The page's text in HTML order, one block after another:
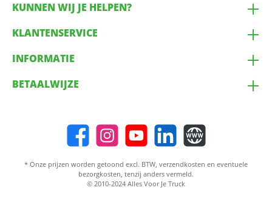
KUNNEN WIJ JE HELPEN?
KLANTENSERVICE
INFORMATIE
BETAALWIJZE
* Onze prijzen worden getoond excl. BTW, verzendkosten en eventuele
bezorgkosten, tenzij anders vermeld.
© 2010-2024 Alles Voor Je Truck